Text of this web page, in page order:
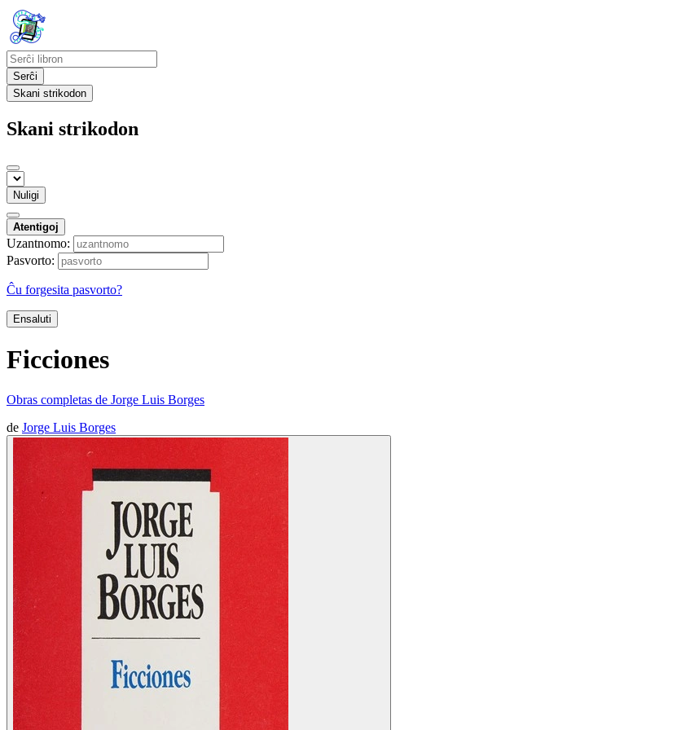
Serĉi
Skani strikodon
Skani strikodon
Nuligi
Atentigoj
Uzantnomo:
Pasvorto:
Ĉu forgesita pasvorto?
Ensaluti
Ficciones
Obras completas de Jorge Luis Borges
de Jorge Luis Borges